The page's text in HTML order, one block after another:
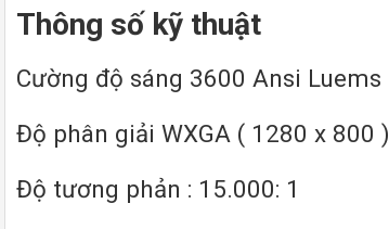
Thông số kỹ thuật
Cường độ sáng 3600 Ansi Luems
Độ phân giải WXGA ( 1280 x 800 )
Độ tương phản : 15.000: 1